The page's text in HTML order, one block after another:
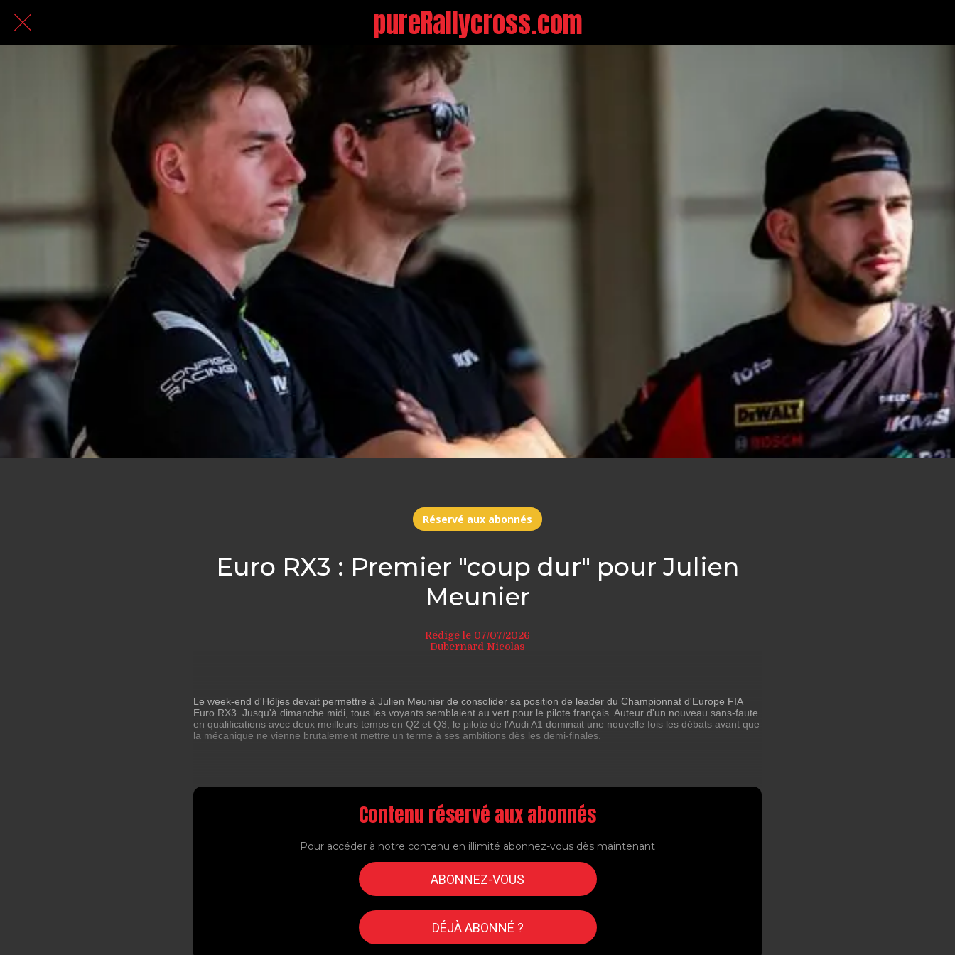
pureRallycross.com
Réservé aux abonnés
Euro RX3 : Premier "coup dur" pour Julien
Meunier
Rédigé le 07/07/2026
Dubernard Nicolas
Le week-end d'Höljes devait permettre à Julien Meunier de consolider sa position de leader du Championnat d'Europe FIA
Euro RX3. Jusqu'à dimanche midi, tous les voyants semblaient au vert pour le pilote français. Auteur d'un nouveau sans-faute
en qualifications avec deux meilleurs temps en Q2 et Q3, le pilote de l'Audi A1 dominait une nouvelle fois les débats avant que
la mécanique ne vienne brutalement mettre un terme à ses ambitions dès les demi-finales.
Contenu réservé aux abonnés
Pour accéder à notre contenu en illimité abonnez-vous dès maintenant
ABONNEZ-VOUS
DÉJÀ ABONNÉ ?